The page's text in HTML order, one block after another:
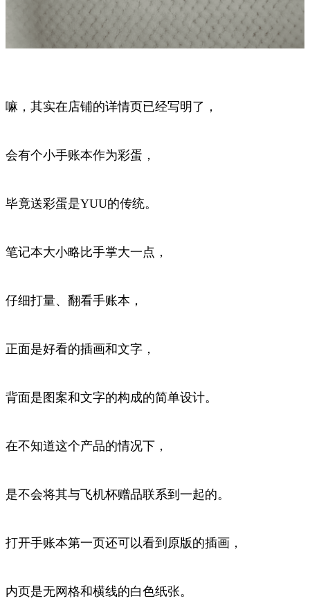
嘛，其实在店铺的详情页已经写明了，
会有个小手账本作为彩蛋，
毕竟送彩蛋是YUU的传统。
笔记本大小略比手掌大一点，
仔细打量、翻看手账本，
正面是好看的插画和文字，
背面是图案和文字的构成的简单设计。
在不知道这个产品的情况下，
是不会将其与飞机杯赠品联系到一起的。
打开手账本第一页还可以看到原版的插画，
内页是无网格和横线的白色纸张。